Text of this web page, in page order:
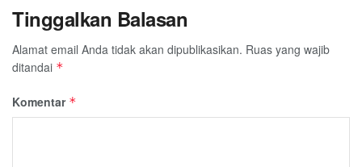
Tinggalkan Balasan
Alamat email Anda tidak akan dipublikasikan. Ruas yang wajib
ditandai *
Komentar *